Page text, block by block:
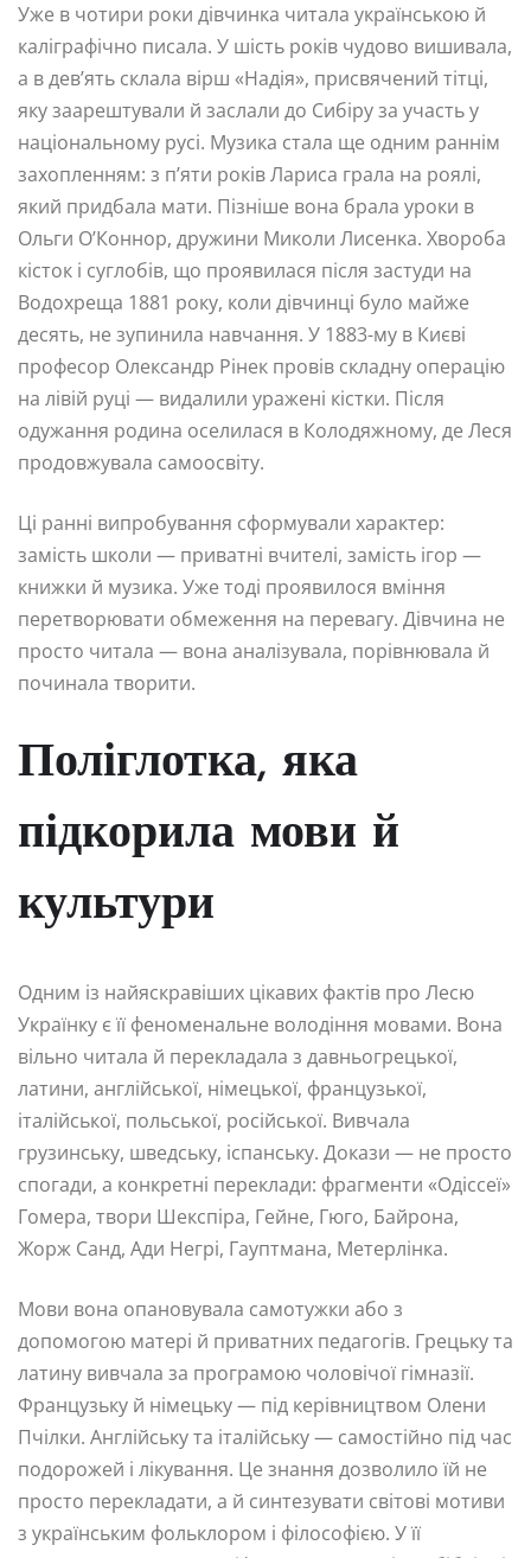
Уже в чотири роки дівчинка читала українською й
каліграфічно писала. У шість років чудово вишивала,
а в дев’ять склала вірш «Надія», присвячений тітці,
яку заарештували й заслали до Сибіру за участь у
національному русі. Музика стала ще одним раннім
захопленням: з п’яти років Лариса грала на роялі,
який придбала мати. Пізніше вона брала уроки в
Ольги О’Коннор, дружини Миколи Лисенка. Хвороба
кісток і суглобів, що проявилася після застуди на
Водохреща 1881 року, коли дівчинці було майже
десять, не зупинила навчання. У 1883-му в Києві
професор Олександр Рінек провів складну операцію
на лівій руці — видалили уражені кістки. Після
одужання родина оселилася в Колодяжному, де Леся
продовжувала самоосвіту.
Ці ранні випробування сформували характер:
замість школи — приватні вчителі, замість ігор —
книжки й музика. Уже тоді проявилося вміння
перетворювати обмеження на перевагу. Дівчина не
просто читала — вона аналізувала, порівнювала й
починала творити.
Поліглотка, яка
підкорила мови й
культури
Одним із найяскравіших цікавих фактів про Лесю
Українку є її феноменальне володіння мовами. Вона
вільно читала й перекладала з давньогрецької,
латини, англійської, німецької, французької,
італійської, польської, російської. Вивчала
грузинську, шведську, іспанську. Докази — не просто
спогади, а конкретні переклади: фрагменти «Одіссеї»
Гомера, твори Шекспіра, Гейне, Гюго, Байрона,
Жорж Санд, Ади Негрі, Гауптмана, Метерлінка.
Мови вона опановувала самотужки або з
допомогою матері й приватних педагогів. Грецьку та
латину вивчала за програмою чоловічої гімназії.
Французьку й німецьку — під керівництвом Олени
Пчілки. Англійську та італійську — самостійно під час
подорожей і лікування. Це знання дозволило їй не
просто перекладати, а й синтезувати світові мотиви
з українським фольклором і філософією. У її